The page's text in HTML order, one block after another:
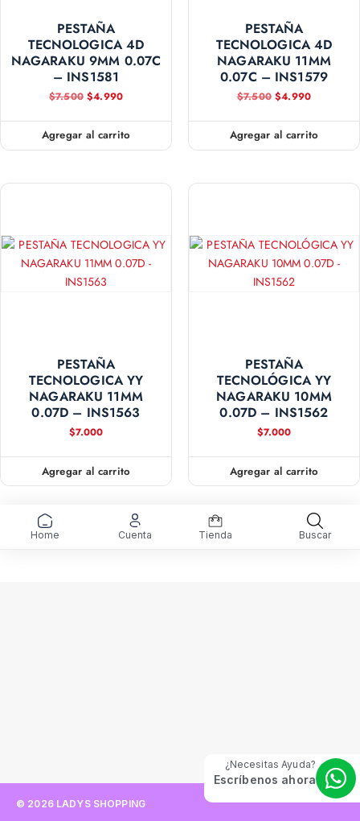
PESTAÑA
TECNOLOGICA 4D
NAGARAKU 9MM 0.07C
– INS1581
$7.500 $4.990
Agregar al carrito
PESTAÑA
TECNOLOGICA 4D
NAGARAKU 11MM
0.07C – INS1579
$7.500 $4.990
Agregar al carrito
PESTAÑA
TECNOLOGICA YY
NAGARAKU 11MM
0.07D – INS1563
$7.000
Agregar al carrito
PESTAÑA
TECNOLÓGICA YY
NAGARAKU 10MM
0.07D – INS1562
$7.000
Agregar al carrito
Home Cuenta Tienda Buscar
¿Necesitas Ayuda?
Escríbenos ahora
© 2026 LADYS SHOPPING